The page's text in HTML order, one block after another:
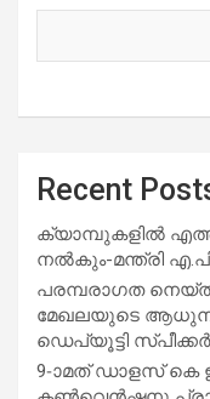
Recent
ക്യാമ്പുകളിൽ
നൽകും-മന്ത്രി
പരമ്പരാഗത
മേഖലയുടെ
ഡെപ്യൂട്ടി സ്പീക്കർ
9-ാമത് ഡാളസ്